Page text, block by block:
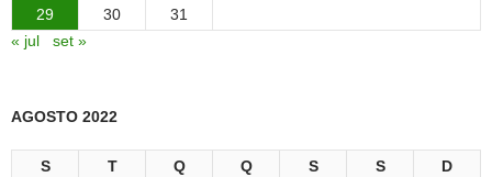
29
30
31
« jul
set »
AGOSTO 2022
S T Q Q S S
D